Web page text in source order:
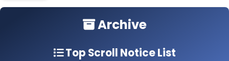
Archive
Top Scroll Notice List